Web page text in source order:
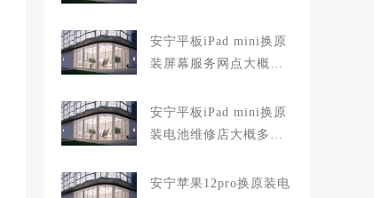
安宁平板iPad mini换原
装屏幕服务网点大概多
安宁平板iPad mini换原
装电池维修店大概多少
安宁苹果12pro换原装电